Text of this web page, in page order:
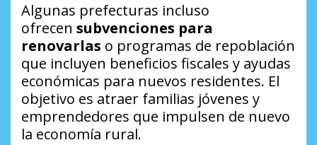
Algunas prefecturas incluso
ofrecen subvenciones para
renovarlas o programas de repoblación
que incluyen beneficios fiscales y ayudas
económicas para nuevos residentes. El
objetivo es atraer familias jóvenes y
emprendedores que impulsen de nuevo
la economía rural.